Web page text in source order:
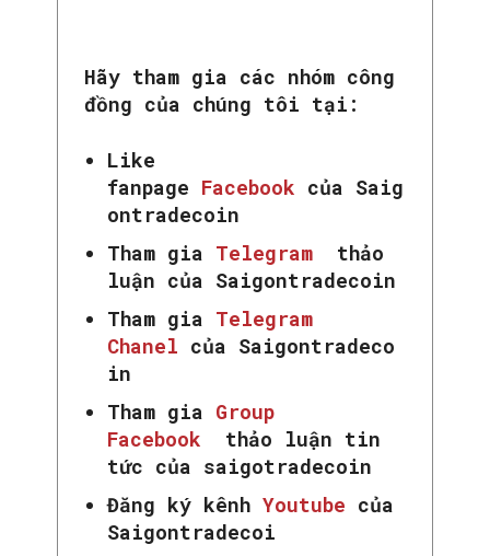
Hãy tham gia các nhóm công
đồng của chúng tôi tại:
Like
fanpage Facebook của Saig
ontradecoin
Tham gia Telegram
thảo
luận của Saigontradecoin
Tham gia Telegram
Chanel của Saigontradeco
in
Tham gia Group
Facebook
thảo luận tin
tức của saigotradecoin
Đăng ký kênh Youtube của
Saigontradecoi